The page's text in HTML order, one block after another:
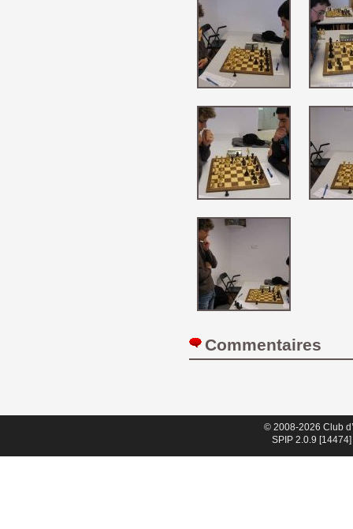
Commentaires
© 2008-2026 Club
SPIP 2.0.9 [14474]